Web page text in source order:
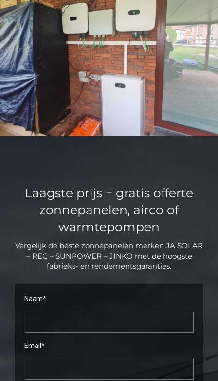
Laagste prijs + gratis offerte
zonnepanelen, airco of
warmtepompen
Vergelijk de beste zonnepanelen merken JA SOLAR
– REC – SUNPOWER – JINKO met de hoogste
fabrieks- en rendementsgaranties.
Naam*
Email*